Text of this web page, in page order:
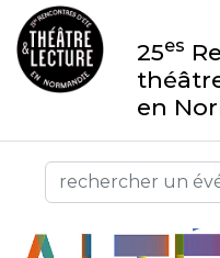
25es
en